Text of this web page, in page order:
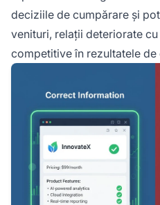
deciziile de cumpărare și
venituri, relații deteriorate
competitive în rezultatele de